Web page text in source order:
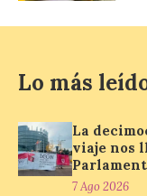
Paradores
como
Lo más
La
viaje nos
7 Ago 2026